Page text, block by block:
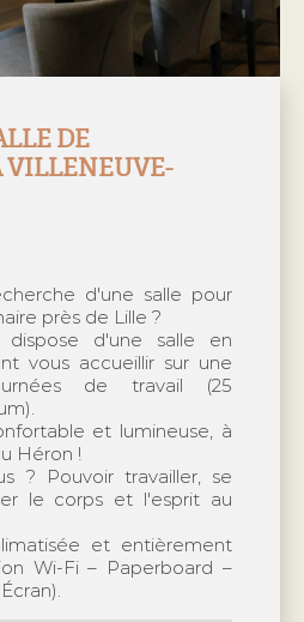
DE
VILLENEUVE-
d'une salle pour
près de Lille ?
dispose d'une salle en
vous accueillir sur une
de travail (25
et lumineuse, à
Héron !
? Pouvoir travailler, se
le corps et l'esprit au
et entièrement
Wi-Fi – Paperboard –